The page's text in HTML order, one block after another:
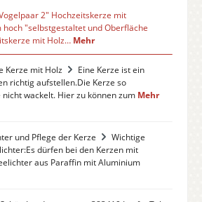
2" Hochzeitskerze mit
hoch "selbstgestaltet und Oberfläche
mit Holz… Mehr
Kerze mit Holz
Eine Kerze ist ein
richtig aufstellen.Die Kerze so
wackelt. Hier zu können zum Mehr
und Pflege der Kerze
Wichtige
dürfen bei den Kerzen mit
aus Paraffin mit Aluminium